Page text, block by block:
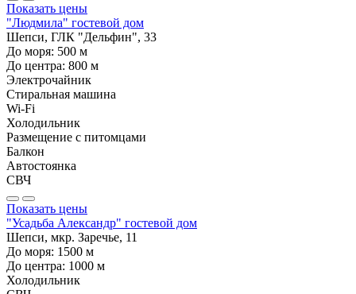
Показать цены
"Людмила" гостевой дом
Шепси, ГЛК "Дельфин", 33
До моря: 500 м
До центра: 800 м
Электрочайник
Стиральная машина
Wi-Fi
Холодильник
Размещение с питомцами
Балкон
Автостоянка
СВЧ
Показать цены
"Усадьба Александр" гостевой дом
Шепси, мкр. Заречье, 11
До моря: 1500 м
До центра: 1000 м
Холодильник